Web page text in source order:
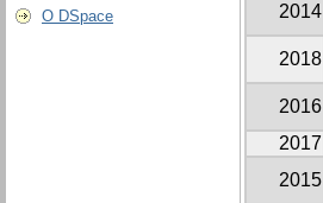
О DSpace
2014
2018
2016
2017
2015